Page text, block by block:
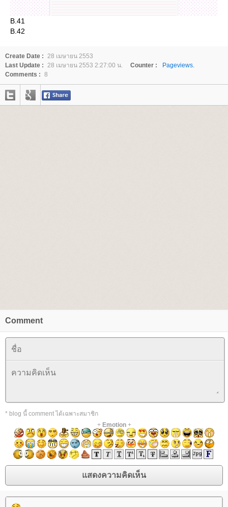
B.41
B.42
Create Date :
28 เมษายน 2553
Last Update :
28 เมษายน 2553 2:27:00 น. Counter :
Pageviews.
Comments : 8
Comment
* blog นี้ comment ได้เฉพาะสมาชิก
+ Emotion+